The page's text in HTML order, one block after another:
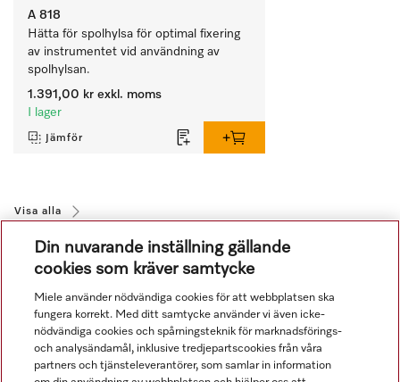
A 818
Hätta för spolhylsa för optimal fixering
av instrumentet vid användning av
spolhylsan.
1.391,00 kr exkl. moms
I lager
Jämför
Visa alla
Navigering
Din nuvarande inställning gällande
cookies som kräver samtycke
Miele använder nödvändiga cookies för att webbplatsen ska
fungera korrekt. Med ditt samtycke använder vi även icke-
nödvändiga cookies och spårningsteknik för marknadsförings-
och analysändamål, inklusive tredjepartscookies från våra
partners och tjänsteleverantörer, som samlar in information